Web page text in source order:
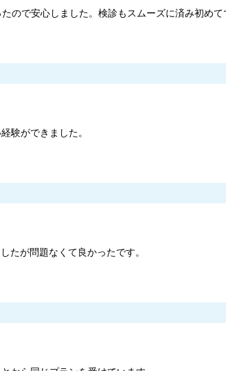
ので安心しました。検診もスムーズに済み初めて
験ができました。
たが問題なくて良かったです。